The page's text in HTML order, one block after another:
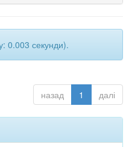
0.003 секунди).
назад 1 далі